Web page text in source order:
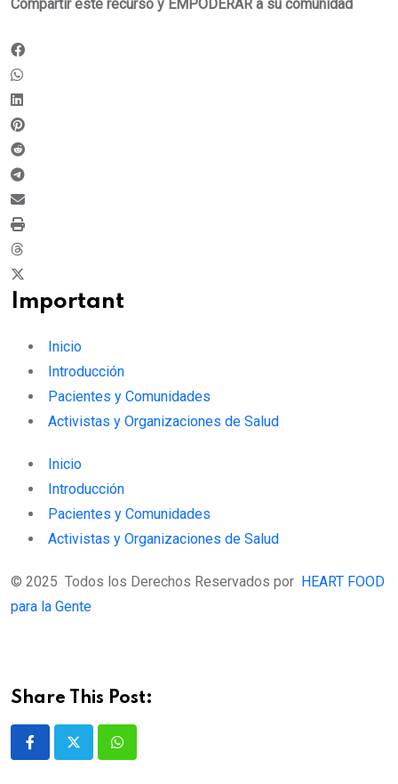
Compartir este recurso y EMPODERAR a su comunidad
Important
Inicio
Introducción
Pacientes y Comunidades
Activistas y Organizaciones de Salud
Inicio
Introducción
Pacientes y Comunidades
Activistas y Organizaciones de Salud
© 2025 Todos los Derechos Reservados por HEART FOOD
para la Gente
Share This Post:
Whatsapp